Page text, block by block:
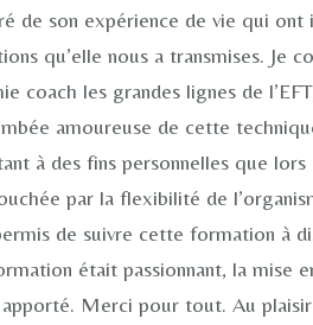
de son expérience de vie qui ont
qu’elle nous a transmises. Je
coach les grandes lignes de
amoureuse de cette
à des fins personnelles que lors
par la flexibilité de
de suivre cette formation à
était passionnant, la mise
apporté. Merci pour tout. Au